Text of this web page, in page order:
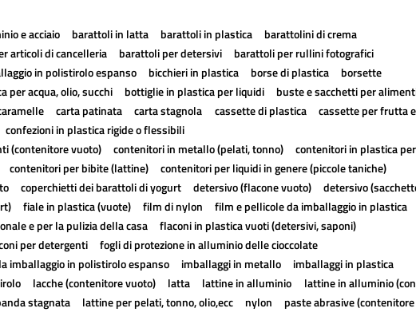
e acciaio barattoli in latta barattoli in plastica
barattolini di crema
articoli di cancelleria barattoli per detersivi
barattoli per rullini fotografici
in polistirolo espanso bicchieri in plastica borse di plastica
borsette
per acqua, olio, succhi bottiglie in plastica per liquidi
buste e sacchetti per
carta patinata carta stagnola cassette di plastica
cassette per frutta
confezioni in plastica rigide o flessibili
(contenitore vuoto)
contenitori in metallo (pelati, tonno)
contenitori in plastica
contenitori per bibite (lattine)
contenitori per liquidi in genere (piccole taniche)
coperchietti dei barattoli di yogurt detersivo (flacone vuoto)
detersivo
fiale in plastica (vuote) film di nylon
film e pellicole da imballaggio in plastica
e per la pulizia della casa
flaconi in plastica vuoti (detersivi, saponi)
per detergenti
fogli di protezione in alluminio delle cioccolate
imballaggio in polistirolo espanso imballaggi in metallo
imballaggi in plastica
lacche (contenitore vuoto) latta lattine in alluminio
lattine in alluminio
stagnata lattine per pelati, tonno, olio,ecc nylon
paste abrasive